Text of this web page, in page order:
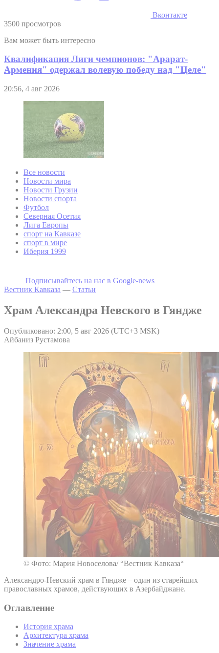
Вконтакте
3500 просмотров
Вам может быть интересно
Квалификация Лиги чемпионов: "Арарат-
Армения" одержал волевую победу над "Целе"
20:56, 4 авг 2026
Все новости
Новости мира
Новости Грузии
Новости спорта
Футбол
Северная Осетия
Лига Европы
спорт на Кавказе
спорт в мире
Иберия 1999
Подписывайтесь на наc в Google-news
Вестник Кавказа — Статьи
Храм Александра Невского в Гяндже
Опубликовано: 2:00, 5 авг 2026 (UTC+3 MSK)
Айбаниз Рустамова
© Фото: Мария Новоселова/ “Вестник Кавказа“
Александро-Невский храм в Гяндже – один из старейших
православных храмов, действующих в Азербайджане.
Оглавление
История храма
Архитектура храма
Значение храма